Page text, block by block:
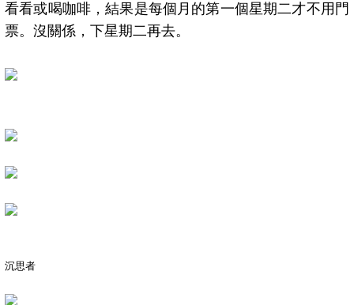
看看或喝咖啡，結果是每個月的第一個星期二才不用門
票。沒關係，下星期二再去。
沉思者